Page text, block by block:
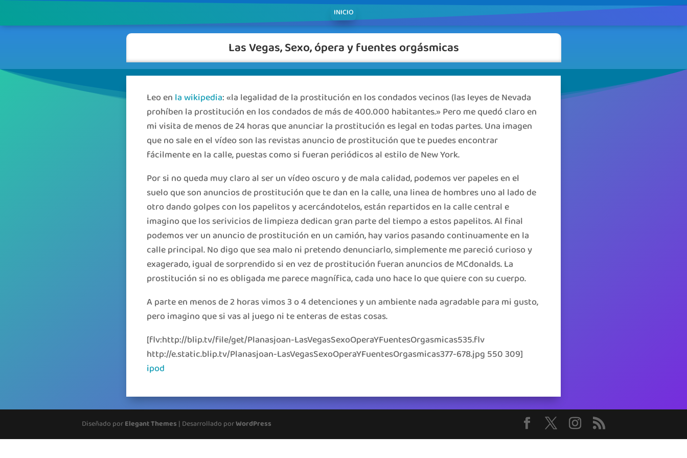
INICIO
Las Vegas, Sexo, ópera y fuentes orgásmicas
Leo en la wikipedia: «la legalidad de la prostitución en los condados vecinos (las leyes de Nevada
prohíben la prostitución en los condados de más de 400.000 habitantes.» Pero me quedó claro en
mi visita de menos de 24 horas que anunciar la prostitución es legal en todas partes. Una imagen
que no sale en el vídeo son las revistas anuncio de prostitución que te puedes encontrar
fácilmente en la calle, puestas como si fueran periódicos al estilo de New York.
Por si no queda muy claro al ser un vídeo oscuro y de mala calidad, podemos ver papeles en el
suelo que son anuncios de prostitución que te dan en la calle, una linea de hombres uno al lado de
otro dando golpes con los papelitos y acercándotelos, están repartidos en la calle central e
imagino que los serivicios de limpieza dedican gran parte del tiempo a estos papelitos. Al final
podemos ver un anuncio de prostitución en un camión, hay varios pasando continuamente en la
calle principal. No digo que sea malo ni pretendo denunciarlo, simplemente me pareció curioso y
exagerado, igual de sorprendido si en vez de prostitución fueran anuncios de MCdonalds. La
prostitución si no es obligada me parece magnífica, cada uno hace lo que quiere con su cuerpo.
A parte en menos de 2 horas vimos 3 o 4 detenciones y un ambiente nada agradable para mi gusto,
pero imagino que si vas al juego ni te enteras de estas cosas.
[flv:http://blip.tv/file/get/Planasjoan-LasVegasSexoOperaYFuentesOrgasmicas535.flv
http://e.static.blip.tv/Planasjoan-LasVegasSexoOperaYFuentesOrgasmicas377-678.jpg 550 309]
ipod
Diseñado porElegant Themes | Desarrollado porWordPress